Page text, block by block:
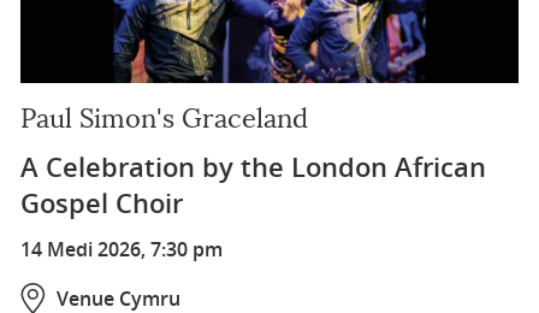
Paul Simon's Graceland
A Celebration by the London African
Gospel Choir
14 Medi 2026, 7:30 pm
Venue Cymru